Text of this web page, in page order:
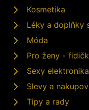
Kosmetika
Léky a doplňky
Móda
Pro ženy -
Sexy elektronika
Slevy a
Tipy a rady